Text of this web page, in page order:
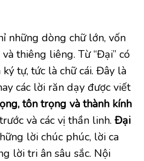
những dòng chữ lớn, vốn
thiêng liêng. Từ “Đại” có
ký tự, tức là chữ cái. Đây là
các lời răn dạy được viết
tôn trọng và thành kính
và các vị thần linh. Đại
lời chúc phúc, lời ca
lời tri ân sâu sắc. Nội